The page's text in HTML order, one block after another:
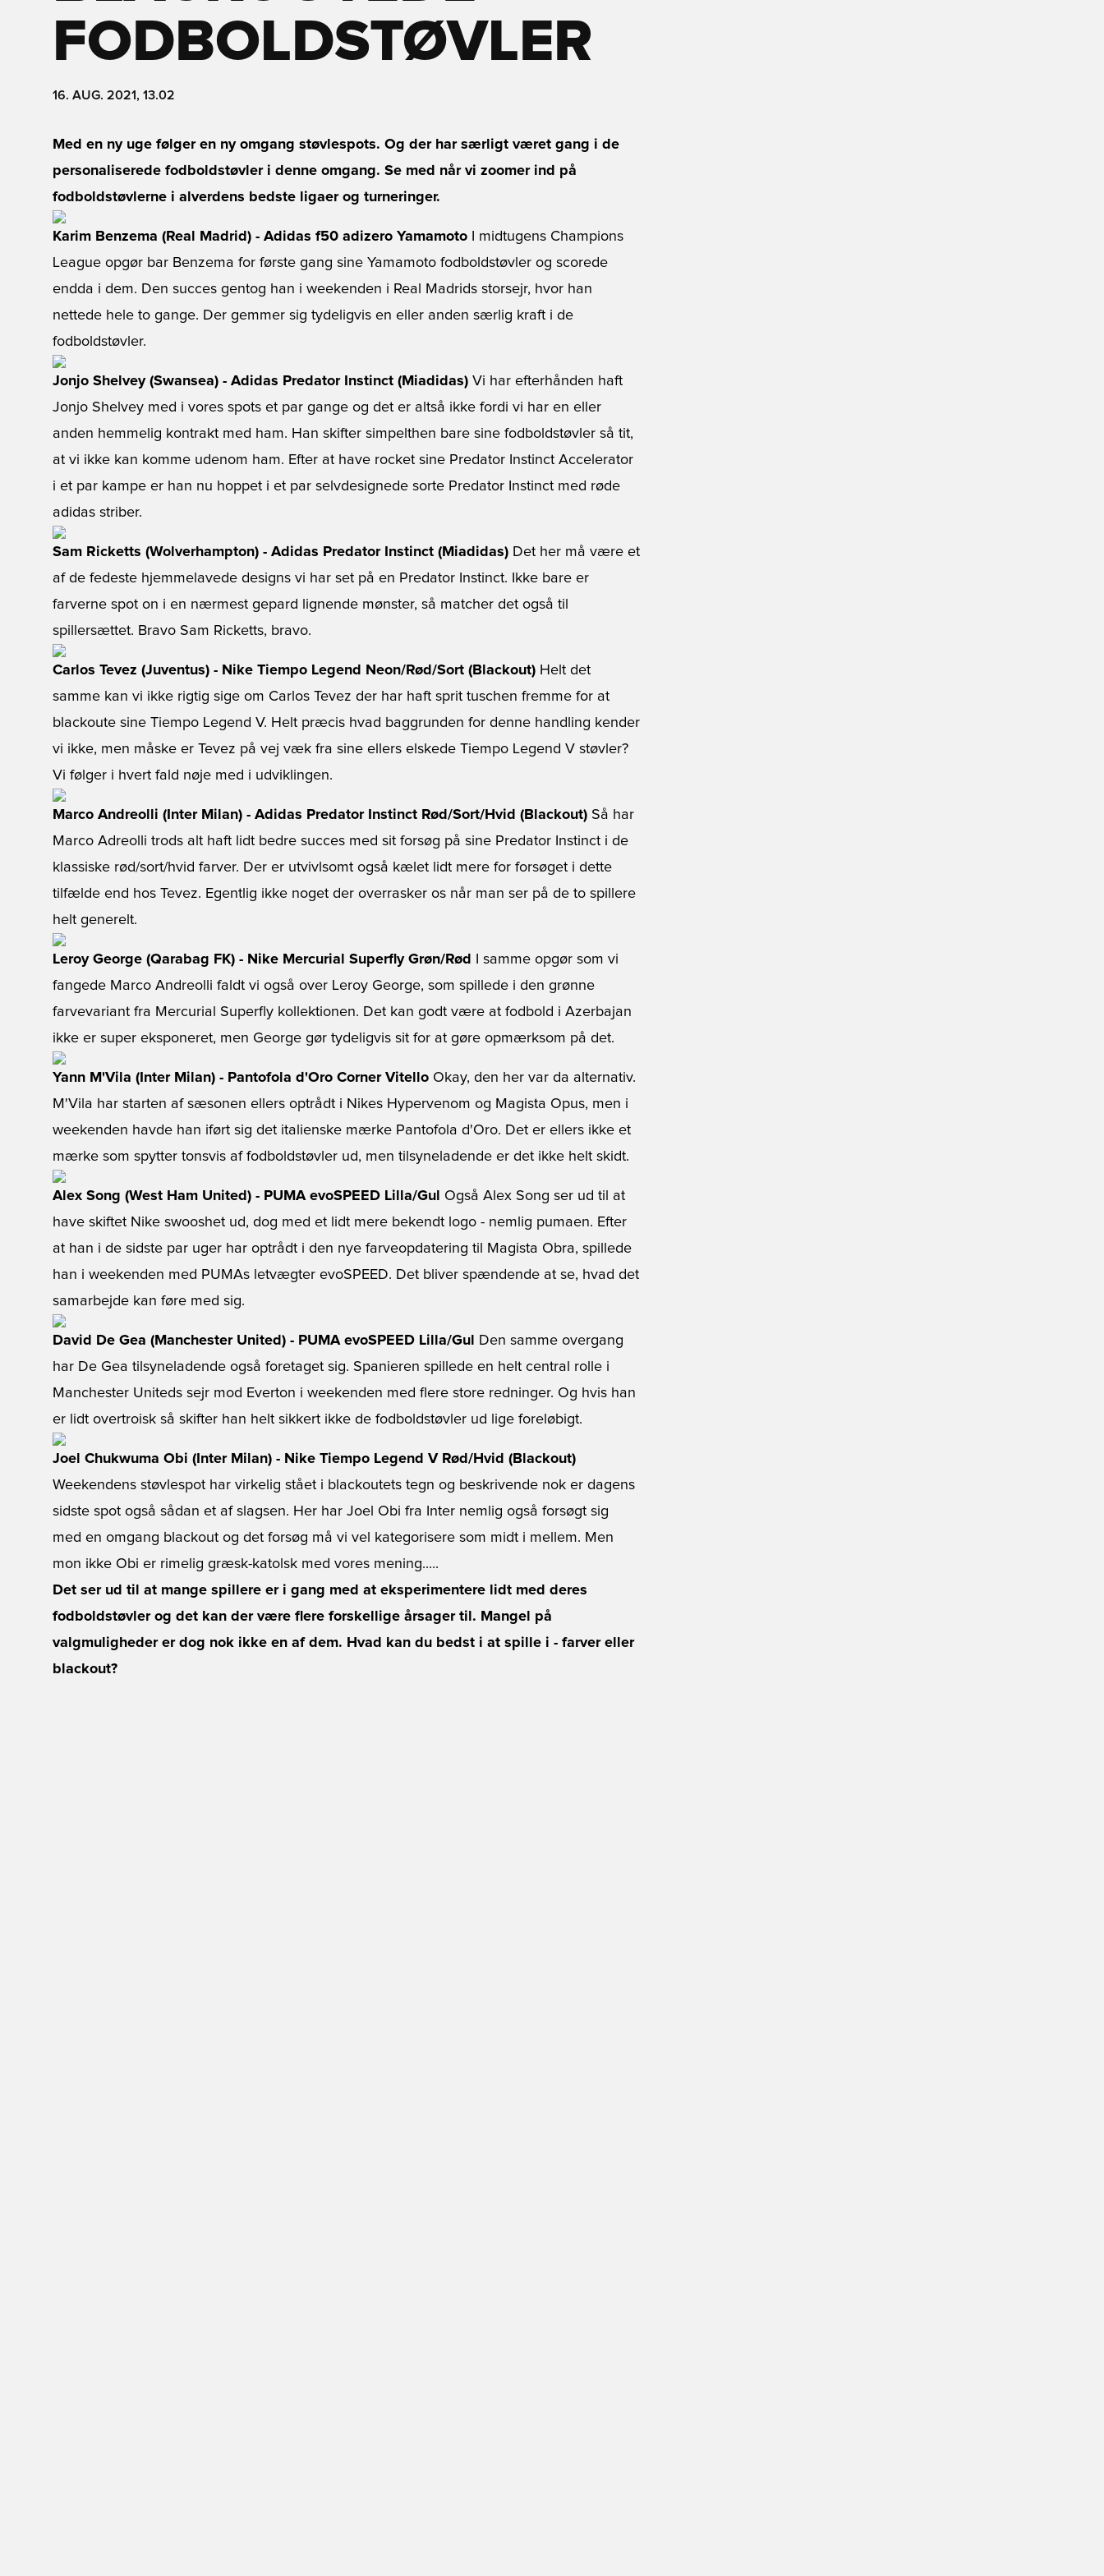
FODBOLDSTØVLER
16. AUG. 2021, 13.02
Med en ny uge følger en ny omgang støvlespots. Og der har særligt været gang i de
personaliserede fodboldstøvler i denne omgang. Se med når vi zoomer ind på
fodboldstøvlerne i alverdens bedste ligaer og turneringer.
Karim Benzema (Real Madrid) - Adidas f50 adizero Yamamoto I midtugens Champions
League opgør bar Benzema for første gang sine Yamamoto fodboldstøvler og scorede
endda i dem. Den succes gentog han i weekenden i Real Madrids storsejr, hvor han
nettede hele to gange. Der gemmer sig tydeligvis en eller anden særlig kraft i de
fodboldstøvler.
Jonjo Shelvey (Swansea) - Adidas Predator Instinct (Miadidas) Vi har efterhånden haft
Jonjo Shelvey med i vores spots et par gange og det er altså ikke fordi vi har en eller
anden hemmelig kontrakt med ham. Han skifter simpelthen bare sine fodboldstøvler så tit,
at vi ikke kan komme udenom ham. Efter at have rocket sine Predator Instinct Accelerator
i et par kampe er han nu hoppet i et par selvdesignede sorte Predator Instinct med røde
adidas striber.
Sam Ricketts (Wolverhampton) - Adidas Predator Instinct (Miadidas) Det her må være et
af de fedeste hjemmelavede designs vi har set på en Predator Instinct. Ikke bare er
farverne spot on i en nærmest gepard lignende mønster, så matcher det også til
spillersættet. Bravo Sam Ricketts, bravo.
Carlos Tevez (Juventus) - Nike Tiempo Legend Neon/Rød/Sort (Blackout) Helt det
samme kan vi ikke rigtig sige om Carlos Tevez der har haft sprit tuschen fremme for at
blackoute sine Tiempo Legend V. Helt præcis hvad baggrunden for denne handling kender
vi ikke, men måske er Tevez på vej væk fra sine ellers elskede Tiempo Legend V støvler?
Vi følger i hvert fald nøje med i udviklingen.
Marco Andreolli (Inter Milan) - Adidas Predator Instinct Rød/Sort/Hvid (Blackout) Så har
Marco Adreolli trods alt haft lidt bedre succes med sit forsøg på sine Predator Instinct i de
klassiske rød/sort/hvid farver. Der er utvivlsomt også kælet lidt mere for forsøget i dette
tilfælde end hos Tevez. Egentlig ikke noget der overrasker os når man ser på de to spillere
helt generelt.
Leroy George (Qarabag FK) - Nike Mercurial Superfly Grøn/Rød
I samme opgør som vi
fangede Marco Andreolli faldt vi også over Leroy George, som spillede i den grønne
farvevariant fra Mercurial Superfly kollektionen. Det kan godt være at fodbold i Azerbajan
ikke er super eksponeret, men George gør tydeligvis sit for at gøre opmærksom på det.
Yann M'Vila (Inter Milan) - Pantofola d'Oro Corner Vitello Okay, den her var da alternativ.
M'Vila har starten af sæsonen ellers optrådt i Nikes Hypervenom og Magista Opus, men i
weekenden havde han iført sig det italienske mærke Pantofola d'Oro. Det er ellers ikke et
mærke som spytter tonsvis af fodboldstøvler ud, men tilsyneladende er det ikke helt skidt.
Alex Song (West Ham United) - PUMA evoSPEED Lilla/Gul
Også Alex Song ser ud til at
have skiftet Nike swooshet ud, dog med et lidt mere bekendt logo - nemlig pumaen. Efter
at han i de sidste par uger har optrådt i den nye farveopdatering til Magista Obra, spillede
han i weekenden med PUMAs letvægter evoSPEED. Det bliver spændende at se, hvad det
samarbejde kan føre med sig.
David De Gea (Manchester United) - PUMA evoSPEED Lilla/Gul
Den samme overgang
har De Gea tilsyneladende også foretaget sig. Spanieren spillede en helt central rolle i
Manchester Uniteds sejr mod Everton i weekenden med flere store redninger. Og hvis han
er lidt overtroisk så skifter han helt sikkert ikke de fodboldstøvler ud lige foreløbigt.
Joel Chukwuma Obi (Inter Milan) - Nike Tiempo Legend V Rød/Hvid (Blackout)
Weekendens støvlespot har virkelig stået i blackoutets tegn og beskrivende nok er dagens
sidste spot også sådan et af slagsen. Her har Joel Obi fra Inter nemlig også forsøgt sig
med en omgang blackout og det forsøg må vi vel kategorisere som midt i mellem. Men
mon ikke Obi er rimelig græsk-katolsk med vores mening.....
Det ser ud til at mange spillere er i gang med at eksperimentere lidt med deres
fodboldstøvler og det kan der være flere forskellige årsager til. Mangel på
valgmuligheder er dog nok ikke en af dem. Hvad kan du bedst i at spille i - farver eller
blackout?